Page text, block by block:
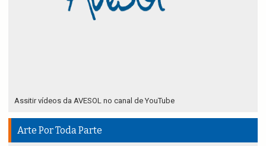
Assitir vídeos da AVESOL no canal de YouTube
Arte Por Toda Parte